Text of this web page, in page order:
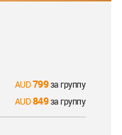
799за группу
849за группу